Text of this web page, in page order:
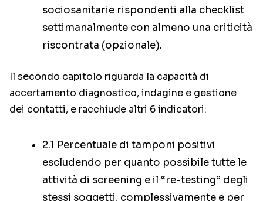
sociosanitarie rispondenti alla checklist
settimanalmente con almeno una criticità
riscontrata (opzionale).
Il secondo capitolo riguarda la capacità di
accertamento diagnostico, indagine e gestione
dei contatti, e racchiude altri 6 indicatori:
2.1 Percentuale di tamponi positivi
escludendo per quanto possibile tutte le
attività di screening e il “re-testing” degli
stessi soggetti, complessivamente e per